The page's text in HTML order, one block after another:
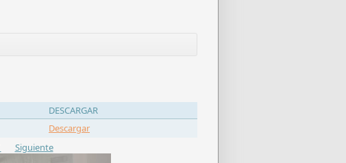
DESCARGAR
Descargar
Siguiente